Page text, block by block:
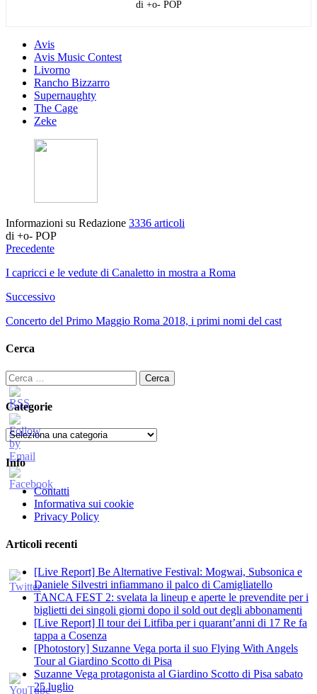
di +o- POP
Avis
Avis Music Contest
Livorno
Rancho Bizzarro
Supernaughty
The Cage
Zeke
Informazioni su Redazione 3336 articoli
di +o- POP
Precedente
I capricci e le vedute di Canaletto in mostra a Roma
Successivo
Concerto del Primo Maggio Roma 2018, i primi nomi del cast
Cerca
Ricerca
per:
Categorie
Categorie
Info
Contatti
Informativa sui cookie
Privacy Policy
Articoli recenti
[Live Report] Be Alternative Festival: Mogwai, Subsonica e
Daniele Silvestri infiammano il palco di Camigliatello
TANCA FEST 2: svelata la lineup e aperte le prevendite per i
biglietti dei singoli giorni dopo il sold out degli abbonamenti
[Live Report] Il tour dei Litfiba per i quarant’anni di 17 Re fa
tappa a Cosenza
[Photostory] Suzanne Vega porta il suo Flying With Angels
Tour al Giardino Scotto di Pisa
Suzanne Vega protagonista al Giardino Scotto di Pisa sabato
25 luglio